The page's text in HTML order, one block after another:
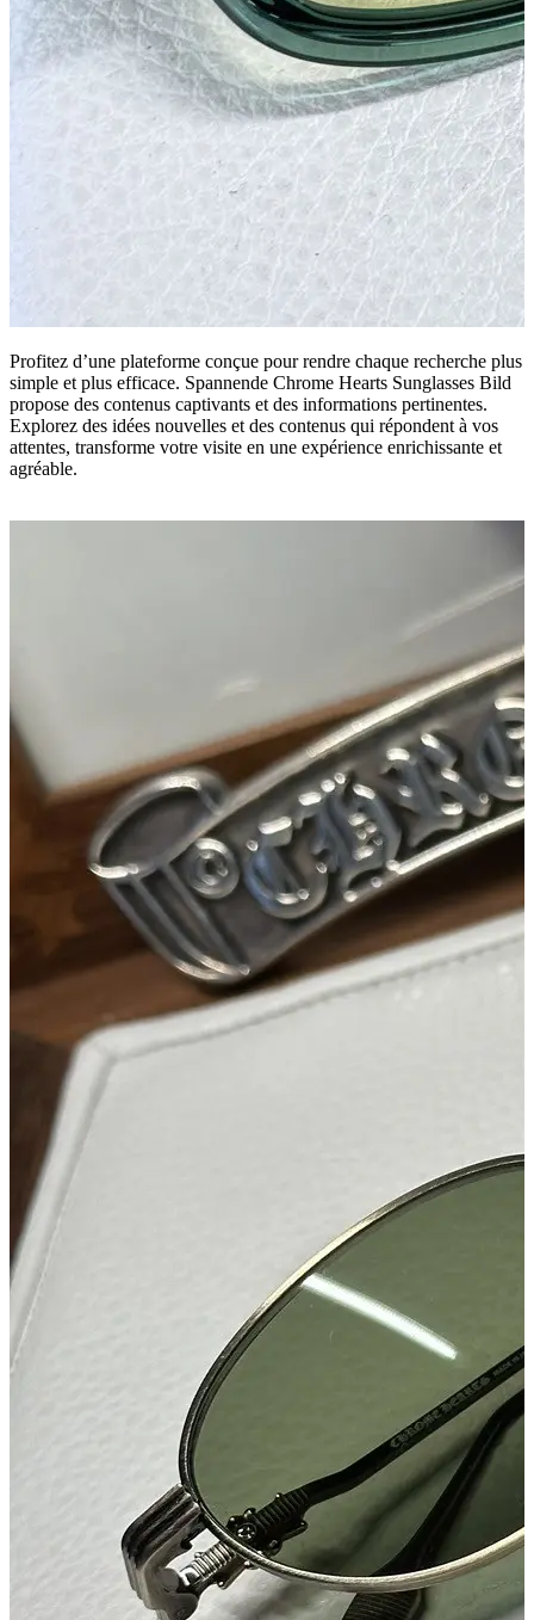
Profitez d’une plateforme conçue pour rendre chaque recherche plus
simple et plus efficace. Spannende Chrome Hearts Sunglasses Bild
propose des contenus captivants et des informations pertinentes.
Explorez des idées nouvelles et des contenus qui répondent à vos
attentes, transforme votre visite en une expérience enrichissante et
agréable.